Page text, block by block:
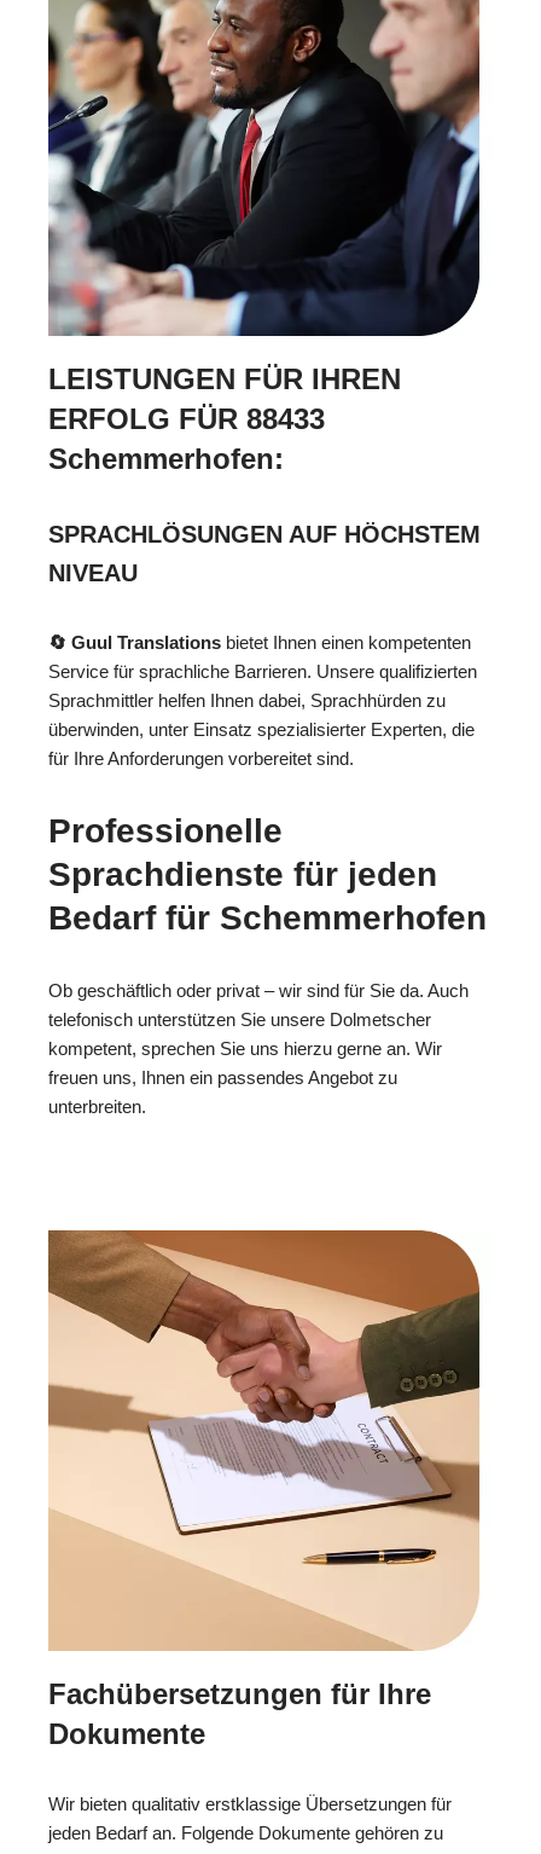
LEISTUNGEN FÜR IHREN
ERFOLG FÜR 88433
Schemmerhofen:
SPRACHLÖSUNGEN AUF HÖCHSTEM
NIVEAU
🔄 Guul Translations bietet Ihnen einen kompetenten
Service für sprachliche Barrieren. Unsere qualifizierten
Sprachmittler helfen Ihnen dabei, Sprachhürden zu
überwinden, unter Einsatz spezialisierter Experten, die
für Ihre Anforderungen vorbereitet sind.
Professionelle
Sprachdienste für jeden
Bedarf für Schemmerhofen
Ob geschäftlich oder privat – wir sind für Sie da. Auch
telefonisch unterstützen Sie unsere Dolmetscher
kompetent, sprechen Sie uns hierzu gerne an. Wir
freuen uns, Ihnen ein passendes Angebot zu
unterbreiten.
Fachübersetzungen für Ihre
Dokumente
Wir bieten qualitativ erstklassige Übersetzungen für
jeden Bedarf an. Folgende Dokumente gehören zu